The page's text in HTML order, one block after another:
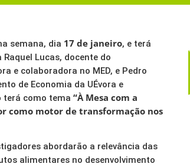
semana, dia 17 de janeiro, e terá
Lucas, docente do
e colaboradora no MED, e Pedro
de Economia da UÉvora e
terá como tema“À Mesa com a
como motor de transformação nos
abordarão a relevância das
alimentares no desenvolvimento